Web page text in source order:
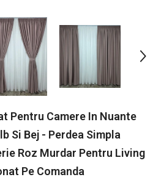
Pentru Camere In Nuante
Si Bej - Perdea Simpla
Roz Murdar Pentru Living
Pe Comanda